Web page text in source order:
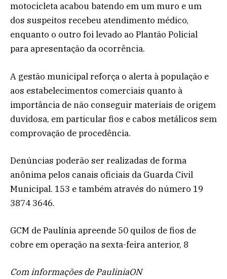
motocicleta acabou batendo em um muro e um
dos suspeitos recebeu atendimento médico,
enquanto o outro foi levado ao Plantão Policial
para apresentação da ocorrência.
A gestão municipal reforça o alerta à população e
aos estabelecimentos comerciais quanto à
importância de não conseguir materiais de origem
duvidosa, em particular fios e cabos metálicos sem
comprovação de procedência.
Denúncias poderão ser realizadas de forma
anônima pelos canais oficiais da Guarda Civil
Municipal. 153 e também através do número 19
3874 3646.
GCM de Paulínia apreende 50 quilos de fios de
cobre em operação na sexta-feira anterior, 8
Com informações de PauliniaON